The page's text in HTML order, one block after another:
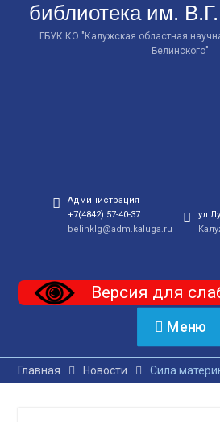
библиотека им.
ГБУК КО "Калужская областная
Белинского"
Администрация
+7(4842) 57-40-37
belinklg@adm.kaluga.ru
Версия для
Меню
Главная Новости Сила